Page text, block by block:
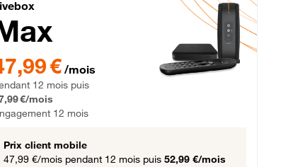
12 mois€ par mois pendant 12 mois puis 57,99 € par mois,
€/mois
12 mois puis
€/mois
12 mois
Prix client mobile
47,99 €/mois pendant 12 mois puis 52,99 €/mois